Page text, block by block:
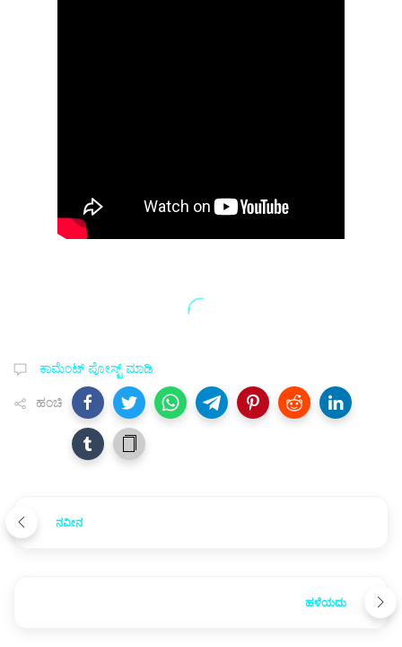
ಕಾಮೆಂಟ್‌‌ ಪೋಸ್ಟ್‌ ಮಾಡಿ
ಹಂಚಿ
ನವೀನ
ಹಳೆಯದು